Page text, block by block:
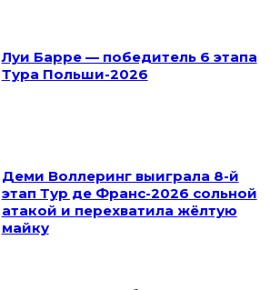
Луи Барре — победитель 6 этапа
Тура Польши-2026
Деми Воллеринг выиграла 8-й
этап Тур де Франс-2026 сольной
атакой и перехватила жёлтую
майку